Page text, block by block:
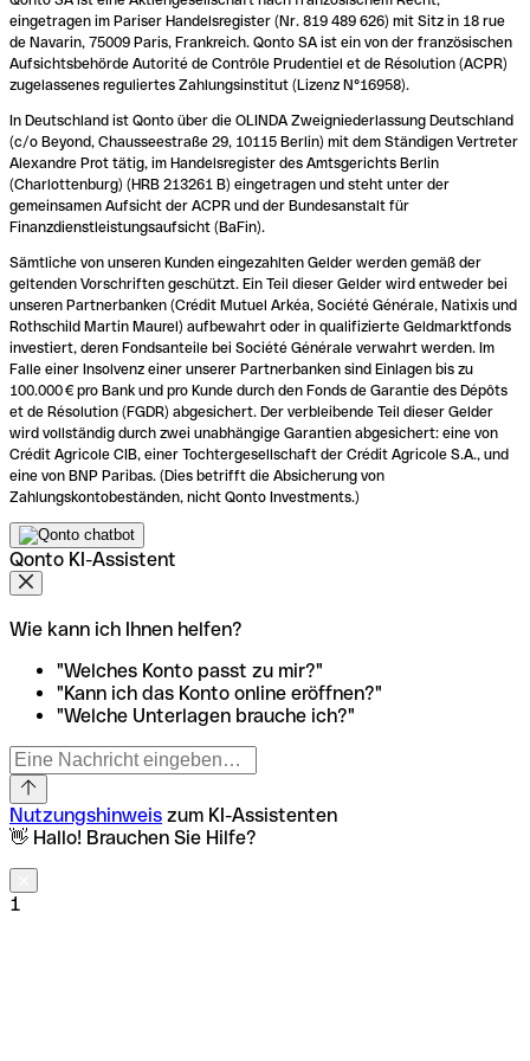
eingetragen im Pariser Handelsregister (Nr. 819 489 626) mit Sitz in 18 rue
de Navarin, 75009 Paris, Frankreich. Qonto SA ist ein von der französischen
Aufsichtsbehörde Autorité de Contrôle Prudentiel et de Résolution (ACPR)
zugelassenes reguliertes Zahlungsinstitut (Lizenz N°16958).
In Deutschland ist Qonto über die OLINDA Zweigniederlassung Deutschland
(c/o Beyond, Chausseestraße 29, 10115 Berlin) mit dem Ständigen Vertreter
Alexandre Prot tätig, im Handelsregister des Amtsgerichts Berlin
(Charlottenburg) (HRB 213261 B) eingetragen und steht unter der
gemeinsamen Aufsicht der ACPR und der Bundesanstalt für
Finanzdienstleistungsaufsicht (BaFin).
Sämtliche von unseren Kunden eingezahlten Gelder werden gemäß der
geltenden Vorschriften geschützt. Ein Teil dieser Gelder wird entweder bei
unseren Partnerbanken (Crédit Mutuel Arkéa, Société Générale, Natixis und
Rothschild Martin Maurel) aufbewahrt oder in qualifizierte Geldmarktfonds
investiert, deren Fondsanteile bei Société Générale verwahrt werden. Im
Falle einer Insolvenz einer unserer Partnerbanken sind Einlagen bis zu
100.000 € pro Bank und pro Kunde durch den Fonds de Garantie des Dépôts
et de Résolution (FGDR) abgesichert. Der verbleibende Teil dieser Gelder
wird vollständig durch zwei unabhängige Garantien abgesichert: eine von
Crédit Agricole CIB, einer Tochtergesellschaft der Crédit Agricole S.A., und
eine von BNP Paribas. (Dies betrifft die Absicherung von
Zahlungskontobeständen, nicht Qonto Investments.)
Qonto KI-Assistent
Wie kann ich Ihnen helfen?
"Welches Konto passt zu mir?"
"Kann ich das Konto online eröffnen?"
"Welche Unterlagen brauche ich?"
Nutzungshinweis zum KI-Assistenten
👋 Hallo! Brauchen Sie Hilfe?
1